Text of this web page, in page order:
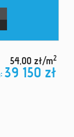
54,00 zł/m2
39 150 zł